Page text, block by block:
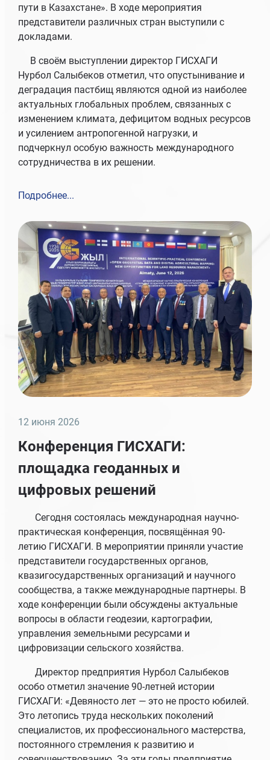
пути в Казахстане». В ходе мероприятия
представители различных стран выступили с
докладами.
В своём выступлении директор ГИСХАГИ
Нурбол Салыбеков отметил, что опустынивание и
деградация пастбищ являются одной из наиболее
актуальных глобальных проблем, связанных с
изменением климата, дефицитом водных ресурсов
и усилением антропогенной нагрузки, и
подчеркнул особую важность международного
сотрудничества в их решении.
Подробнее...
12 июня 2026
Конференция ГИСХАГИ:
площадка геоданных и
цифровых решений
Сегодня состоялась международная научно-
практическая конференция, посвящённая 90-
летию ГИСХАГИ. В мероприятии приняли участие
представители государственных органов,
квазигосударственных организаций и научного
сообщества, а также международные партнеры. В
ходе конференции были обсуждены актуальные
вопросы в области геодезии, картографии,
управления земельными ресурсами и
цифровизации сельского хозяйства.
Директор предприятия Нурбол Салыбеков
особо отметил значение 90-летней истории
ГИСХАГИ: «Девяносто лет — это не просто юбилей.
Это летопись труда нескольких поколений
специалистов, их профессионального мастерства,
постоянного стремления к развитию и
Нажимая кнопку «Отправить», я даю свое согласие
на обработку моих персональных данных. *
Отправить